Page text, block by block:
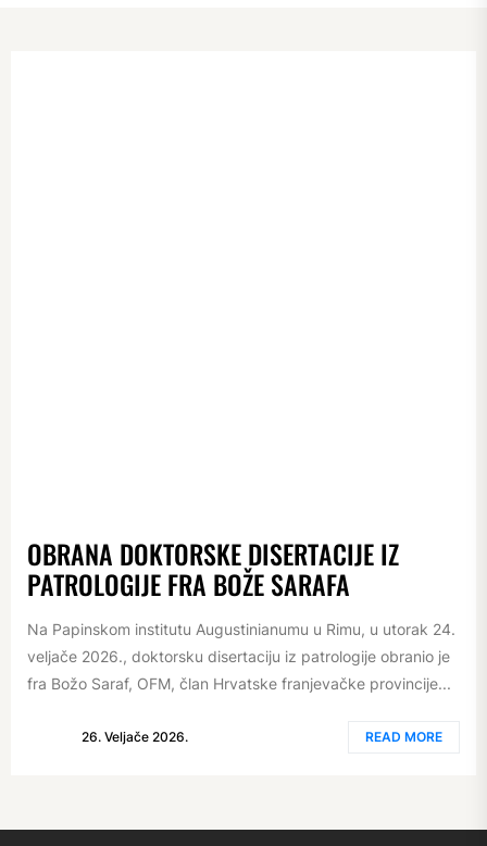
OBRANA DOKTORSKE DISERTACIJE IZ
PATROLOGIJE FRA BOŽE SARAFA
Na Papinskom institutu Augustinianumu u Rimu, u utorak 24.
veljače 2026., doktorsku disertaciju iz patrologije obranio je
fra Božo Saraf, OFM, član Hrvatske franjevačke provincije...
26. Veljače 2026. READ MORE